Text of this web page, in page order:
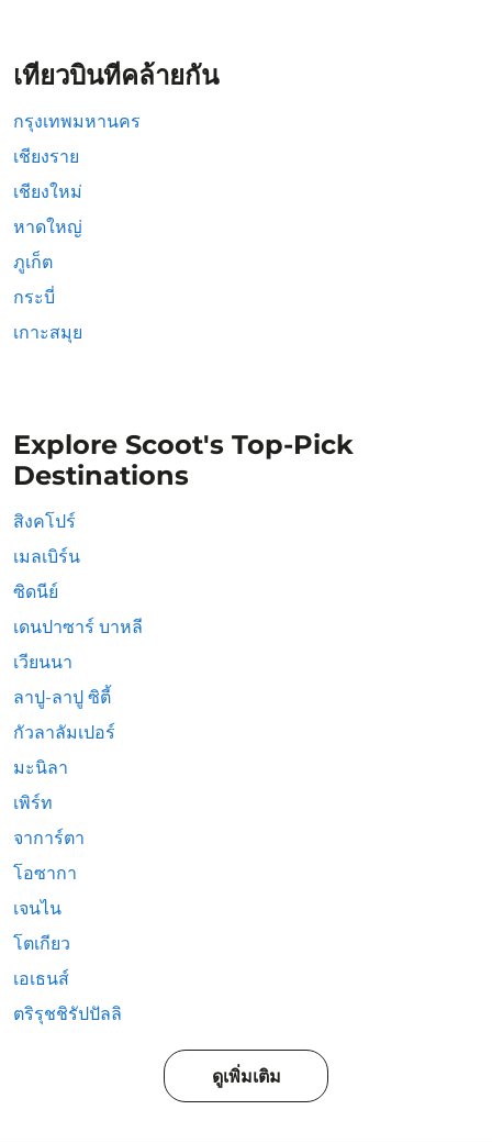
เที่ยวบินที่คล้ายกัน
กรุงเทพมหานคร
เชียงราย
เชียงใหม่
หาดใหญ่
ภูเก็ต
กระบี่
เกาะสมุย
Explore Scoot's Top-Pick
Destinations
สิงคโปร์
เมลเบิร์น
ซิดนีย์
เดนปาซาร์ บาหลี
เวียนนา
ลาปู-ลาปู ซิตี้
กัวลาลัมเปอร์
มะนิลา
เพิร์ท
จาการ์ตา
โอซากา
เจนไน
โตเกียว
เอเธนส์
ตริรุชชิรัปปัลลิ
ดูเพิ่มเติม